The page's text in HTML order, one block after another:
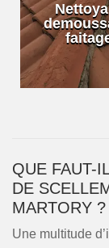
QUE FAUT-
DE
MARTORY ?
Une multitude